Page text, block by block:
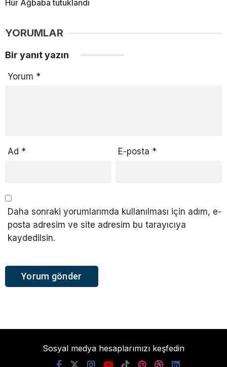
Hür Ağbaba tutuklandı
YORUMLAR
Bir yanıt yazın
Yorum *
Ad * E-posta *
Daha sonraki yorumlarımda kullanılması için adım, e-
posta adresim ve site adresim bu tarayıcıya
kaydedilsin.
Sosyal medya hesaplarımızı keşfedin